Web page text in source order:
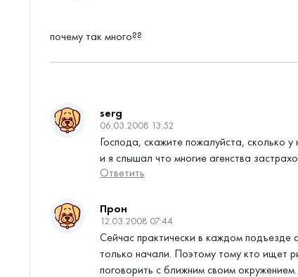
почему так много??
serg
06.03.2008 13:52
Господа, скажите пожалуйста, сколько у
и я слышал что многие агенства
Ответить
Прон
12.03.2008 07:44
Сейчас практически в каждом подъезде
только начали. Поэтому тому кто ищет
поговорить с ближним своим